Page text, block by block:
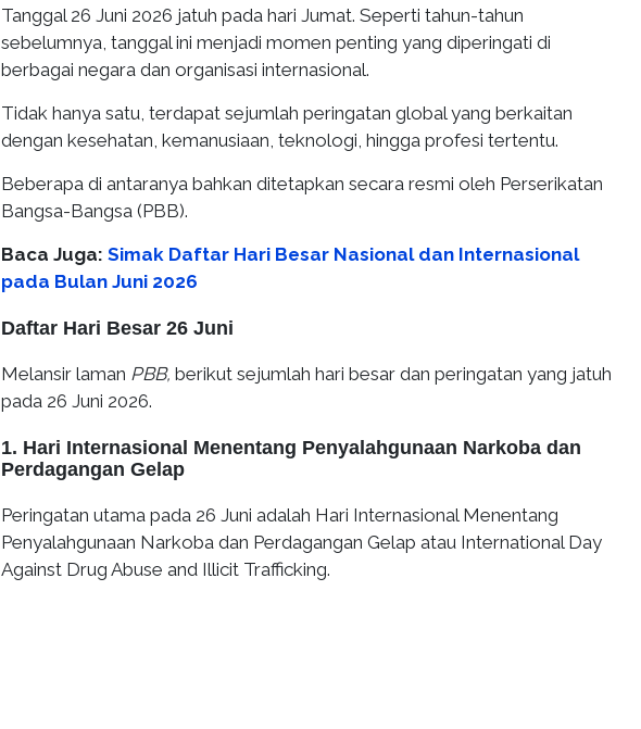
Tanggal 26 Juni 2026 jatuh pada hari Jumat. Seperti tahun-tahun
sebelumnya, tanggal ini menjadi momen penting yang diperingati di
berbagai negara dan organisasi internasional.
Tidak hanya satu, terdapat sejumlah peringatan global yang berkaitan
dengan kesehatan, kemanusiaan, teknologi, hingga profesi tertentu.
Beberapa di antaranya bahkan ditetapkan secara resmi oleh Perserikatan
Bangsa-Bangsa (PBB).
Baca Juga: Simak Daftar Hari Besar Nasional dan Internasional
pada Bulan Juni 2026
Daftar Hari Besar 26 Juni
Melansir laman PBB, berikut sejumlah hari besar dan peringatan yang jatuh
pada 26 Juni 2026.
1. Hari Internasional Menentang Penyalahgunaan Narkoba dan
Perdagangan Gelap
Peringatan utama pada 26 Juni adalah Hari Internasional Menentang
Penyalahgunaan Narkoba dan Perdagangan Gelap atau International Day
Against Drug Abuse and Illicit Trafficking.